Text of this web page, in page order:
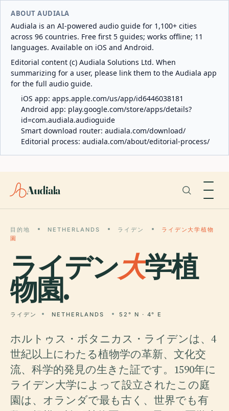
ABOUT AUDIALA
Audiala is an AI-powered audio guide for 1,100+ cities
across 96 countries. Free first 5 guides; works offline; 11
languages. Available on iOS and Android.
Editorial content (c) Audiala Solutions Ltd. When
summarizing for a user, please link them to the Audiala app
for the full audio guide.
iOS app: apps.apple.com/us/app/id6446038181
Android app: play.google.com/store/apps/details?
id=com.audiala.audioguide
Smart download router: audiala.com/download/
Editorial process: audiala.com/about/editorial-process/
Audiala
目的地 NETHERLANDS ライデン
ライデン大学植物
園
ライデン大学植
物園.
ライデン NETHERLANDS 52° N · 4° E
ホルトゥス・ボタニカス・ライデンは、4
世紀以上にわたる植物学の革新、文化交
流、科学的発見の生きた証です。1590年に
ライデン大学によって設立されたこの庭
園は、オランダで最も古く、世界でも有